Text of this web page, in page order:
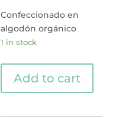
Confeccionado en
algodón orgánico
1 in stock
Add to cart